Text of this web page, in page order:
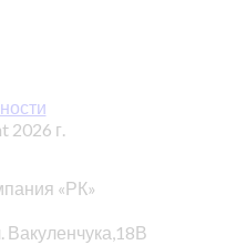
2026 г.
«РК»
Вакуленчука,18В